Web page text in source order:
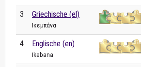
3 Griechische (el)
Ικεμπάνα
4 Englische (en)
Ikebana